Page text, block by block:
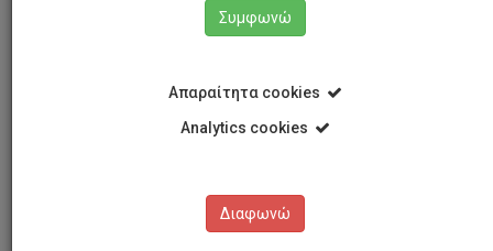
Σχολή Επιστημών Υγείας
Τμήμα Νοσηλευτικής
Προσωπικό Τμήματος
Άντρη Χρίστου
Συμφωνώ
Απαραίτητα cookies
Analytics cookies
Διαφωνώ